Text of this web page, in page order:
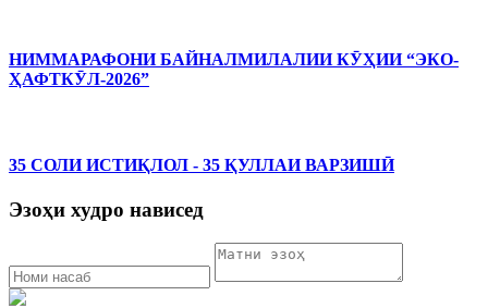
НИММАРАФОНИ БАЙНАЛМИЛАЛИИ КӮҲИИ “ЭКО-
ҲАФТКӮЛ-2026”
35 СОЛИ ИСТИҚЛОЛ - 35 ҚУЛЛАИ ВАРЗИШӢ
Эзоҳи худро нависед